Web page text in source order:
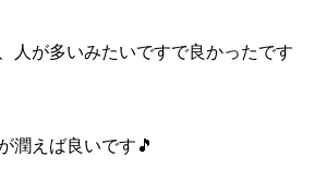
人が多いみたいですで良かったです
潤えば良いです🎵